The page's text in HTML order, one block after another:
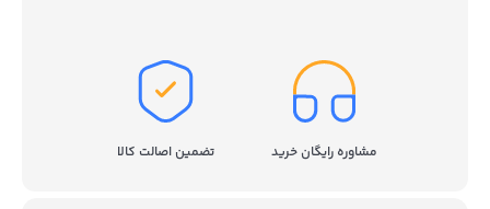
مشاوره رایگان خرید تضمین اصالت کالا